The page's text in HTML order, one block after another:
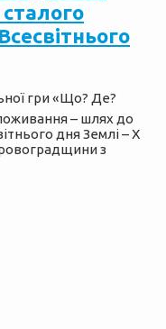
гри «Що? Де?
– шлях до
дня Землі – Х
з